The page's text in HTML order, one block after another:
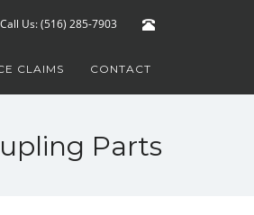
Call Us: (516) 285-7903
CLAIMS CONTACT
Parts